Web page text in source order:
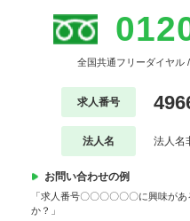
全国共通フリーダイヤル
求人番号
法人名 法人名
お問い合わせの例
「求人番号〇〇〇〇〇〇に興味が
か？」